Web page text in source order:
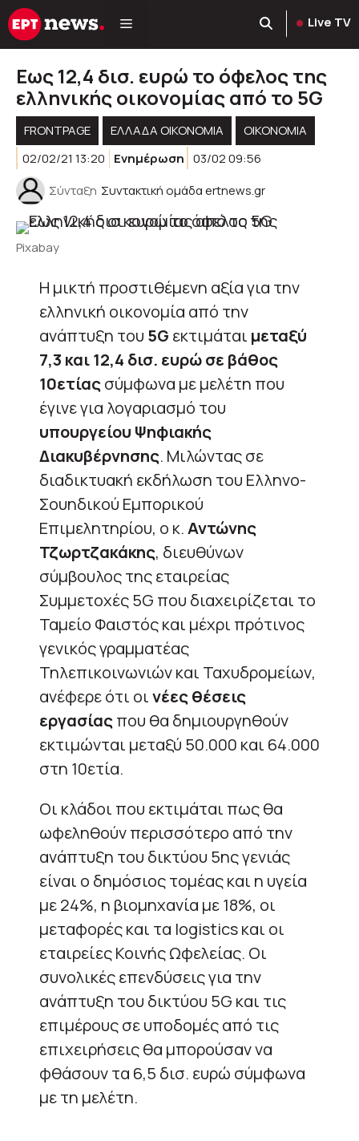
Μετάβαση
σε
Live TV
Εως 12,4 δισ. ευρώ το όφελος της
ελληνικής οικονομίας από το 5G
FRONTPAGE ΕΛΛΆΔΑ ΟΙΚΟΝΟΜΊΑ
ΟΙΚΟΝΟΜΙΑ
02/02/21 13:20
Ενημέρωση 03/02 09:56
Σύνταξη Συντακτική ομάδα ertnews.gr
Pixabay
Η μικτή προστιθέμενη αξία για την
ελληνική οικονομία από την
ανάπτυξη του 5G εκτιμάται μεταξύ
7,3 και 12,4 δισ. ευρώ σε βάθος
10ετίαςσύμφωνα με μελέτη που
έγινε για λογαριασμό του
υπουργείου Ψηφιακής
Διακυβέρνησης. Μιλώντας σε
διαδικτυακή εκδήλωση του Ελληνο-
Σουηδικού Εμπορικού
Επιμελητηρίου, ο κ.Αντώνης
Τζωρτζακάκης, διευθύνων
σύμβουλος της εταιρείας
Συμμετοχές 5G που διαχειρίζεται το
Ταμείο Φαιστός και μέχρι πρότινος
γενικός γραμματέας
Τηλεπικοινωνιών και Ταχυδρομείων,
ανέφερε ότι οινέες θέσεις
εργασίαςπου θα δημιουργηθούν
εκτιμώνται μεταξύ 50.000 και 64.000
στη 10ετία.
Οι κλάδοι που εκτιμάται πως θα
ωφεληθούν περισσότερο από την
ανάπτυξη του δικτύου 5ης γενιάς
είναι ο δημόσιος τομέας και η υγεία
με 24%, η βιομηχανία με 18%, οι
μεταφορές και τα logistics και οι
εταιρείες Κοινής Ωφελείας. Οι
συνολικές επενδύσεις για την
ανάπτυξη του δικτύου 5G και τις
επιμέρους σε υποδομές από τις
επιχειρήσεις θα μπορούσαν να
φθάσουν τα 6,5 δισ. ευρώ σύμφωνα
με τη μελέτη.